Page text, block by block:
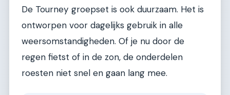
De Tourney groepset is ook duurzaam. Het is
ontworpen voor dagelijks gebruik in alle
weersomstandigheden. Of je nu door de
regen fietst of in de zon, de onderdelen
roesten niet snel en gaan lang mee.